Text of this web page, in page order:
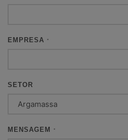
EMPRESA *
SETOR
MENSAGEM *